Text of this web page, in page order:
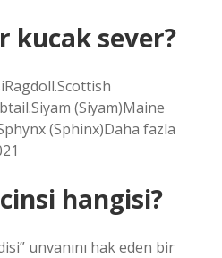
kucak sever?
(Siyam)Maine
(Sphinx)Daha fazla
hangisi?
unvanını hak eden bir